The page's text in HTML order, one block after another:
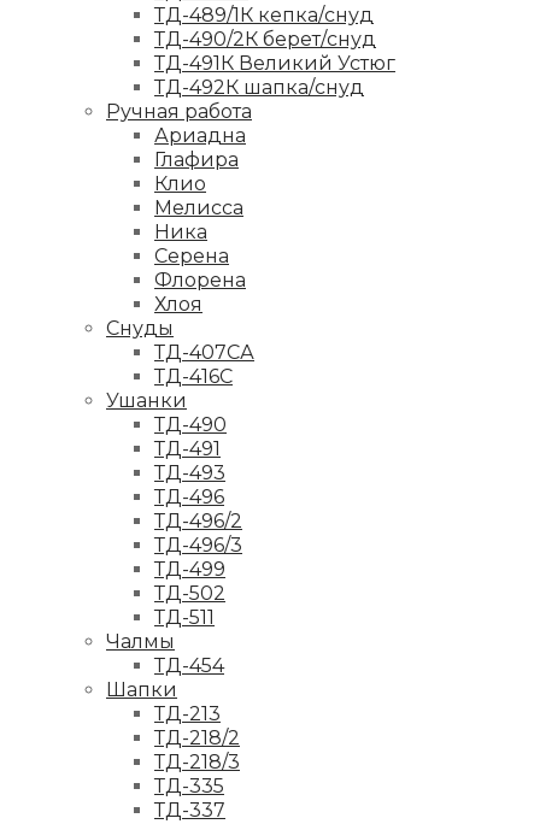
ТД-489/1К кепка/снуд
ТД-490/2К берет/снуд
ТД-491К Великий Устюг
ТД-492К шапка/снуд
Ручная работа
Ариадна
Глафира
Клио
Мелисса
Ника
Серена
Флорена
Хлоя
Снуды
ТД-407СА
ТД-416С
Ушанки
ТД-490
ТД-491
ТД-493
ТД-496
ТД-496/2
ТД-496/3
ТД-499
ТД-502
ТД-511
Чалмы
ТД-454
Шапки
ТД-213
ТД-218/2
ТД-218/3
ТД-335
ТД-337